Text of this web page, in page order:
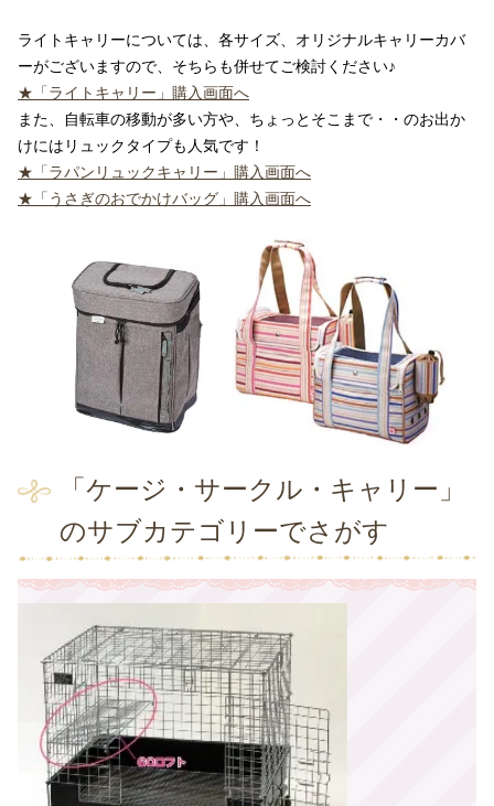
ライトキャリーについては、各サイズ、オリジナルキャリーカバ
ーがございますので、そちらも併せてご検討ください♪
★「ライトキャリー」購入画面へ
また、自転車の移動が多い方や、ちょっとそこまで・・のお出か
けにはリュックタイプも人気です！
★「ラパンリュックキャリー」購入画面へ
★「うさぎのおでかけバッグ」購入画面へ
「ケージ・サークル・キャリー」
のサブカテゴリーでさがす